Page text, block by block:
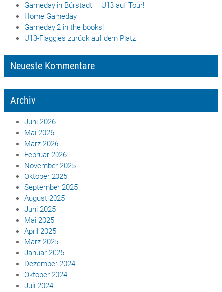
Gameday in Bürstadt – U13 auf Tour!
Home Gameday
Gameday 2 in the books!
U13-Flaggies zurück auf dem Platz
Neueste Kommentare
Archiv
Juni 2026
Mai 2026
März 2026
Februar 2026
November 2025
Oktober 2025
September 2025
August 2025
Juni 2025
Mai 2025
April 2025
März 2025
Januar 2025
Dezember 2024
Oktober 2024
Juli 2024